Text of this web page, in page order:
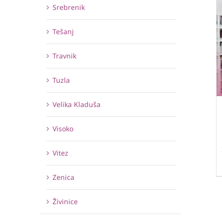
Srebrenik
Tešanj
Travnik
Tuzla
Velika Kladuša
Visoko
Vitez
Zenica
Živinice